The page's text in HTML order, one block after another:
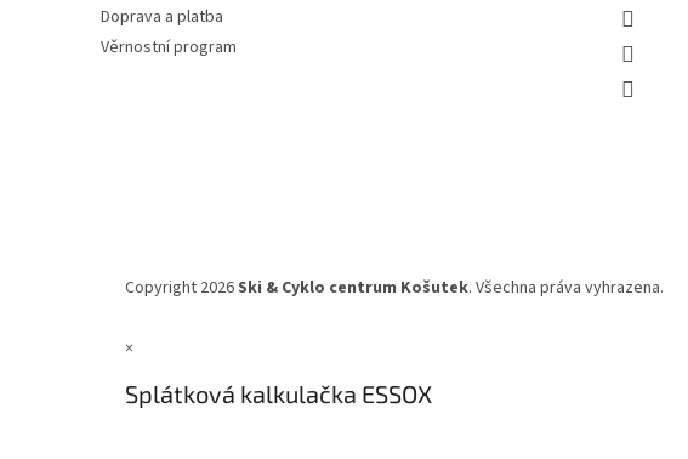
Doprava a platba
Věrnostní program
Copyright 2026Ski & Cyklo centrum Košutek. Všechna práva vyhrazena.
×
Splátková kalkulačka ESSOX